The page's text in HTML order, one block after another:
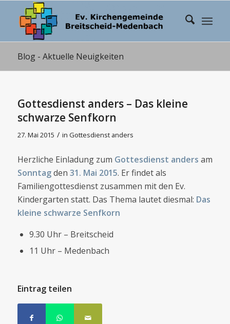
Blog - Aktuelle Neuigkeiten
Gottesdienst anders – Das kleine
schwarze Senfkorn
27. Mai 2015 / in Gottesdienst anders
Herzliche Einladung zum Gottesdienst anders am
Sonntagden 31. Mai 2015. Er findet als
Familiengottesdienst zusammen mit den Ev.
Kindergarten statt. Das Thema lautet diesmal: Das
kleine schwarze Senfkorn
9.30 Uhr – Breitscheid
11 Uhr – Medenbach
Eintrag teilen